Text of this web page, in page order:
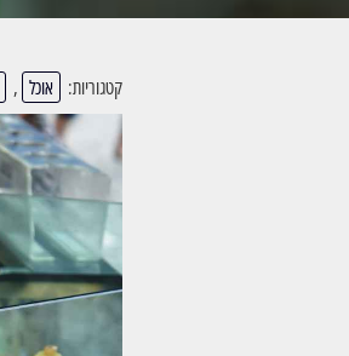
קטגוריות: אוכל ,